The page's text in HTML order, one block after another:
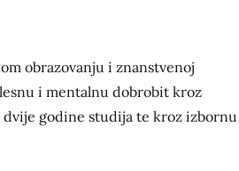
obrazovanju i znanstvenoj
i mentalnu dobrobit kroz
godine studija te kroz izbornu